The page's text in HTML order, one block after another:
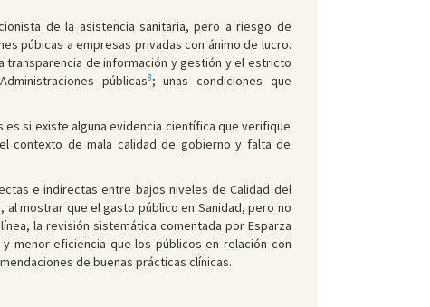
de la asistencia sanitaria, pero a riesgo de
púbicas a empresas privadas con ánimo de lucro.
transparencia de información y gestión y el estricto
públicas8; unas condiciones que
si existe alguna evidencia científica que verifique
contexto de mala calidad de gobierno y falta de
e indirectas entre bajos niveles de Calidad del
mostrar que el gasto público en Sanidad, pero no
la revisión sistemática comentada por Esparza
menor eficiencia que los públicos en relación con
de buenas prácticas clínicas.